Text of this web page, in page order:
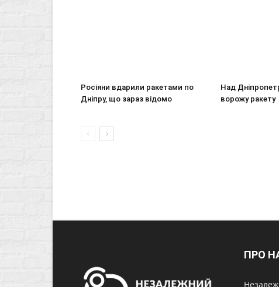
Росіяни вдарили ракетами по
Дніпру, що зараз відомо
Над
ворожу ракету
ПРО